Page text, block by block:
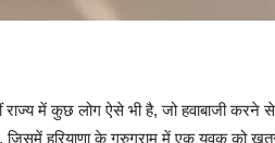
राज्य में कुछ लोग ऐसे भी है, जो हवाबाजी करने
जिसमें हरियाणा के गुरुग्राम में एक युवक को